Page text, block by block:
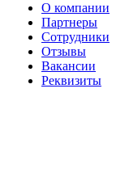
О компании
Партнеры
Сотрудники
Отзывы
Вакансии
Реквизиты